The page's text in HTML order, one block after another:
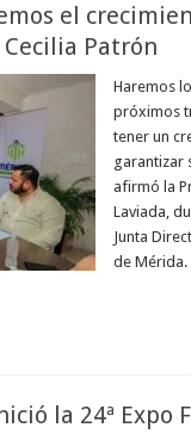
el
Patrón
Haremos
próximos
tener un
garantizar
afirmó la
Laviada,
Junta
de Mérida.
la 24ª Expo